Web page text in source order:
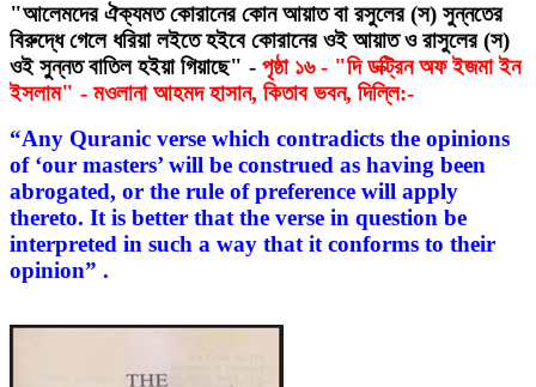
"আলেমদের ঐক্যমত কোরানের কোন আয়াত বা রসুলের (স) সুন্নতের
বিরুদ্ধে গেলে ধরিয়া লইতে হইবে কোরানের ওই আয়াত ও রাসুলের (স)
ওই সুন্নত বাতিল হইয়া গিয়াছে" - পৃষ্ঠা ১৬ - "দি ডক্ট্রিন অফ ইজমা ইন
ইসলাম" - মওলানা আহমদ হাসান, কিতাব ভবন, দিল্লি:-
“Any Quranic verse which contradicts the opinions
of ‘our masters’ will be construed as having been
abrogated, or the rule of preference will apply
thereto. It is better that the verse in question be
interpreted in such a way that it conforms to their
opinion” .